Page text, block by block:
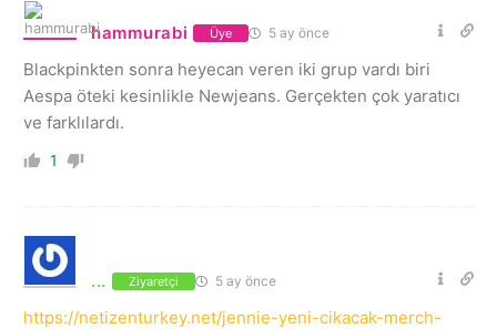
hammurabi Üye 5 ay önce
Blackpinkten sonra heyecan veren iki grup vardı biri
Aespa öteki kesinlikle Newjeans. Gerçekten çok yaratıcı
ve farklılardı.
1
... Ziyaretçi 5 ay önce
https://netizenturkey.net/jennie-yeni-cikacak-merch-